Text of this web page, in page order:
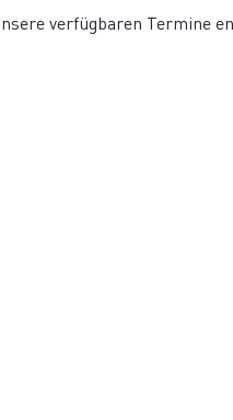
verfügbaren Termine